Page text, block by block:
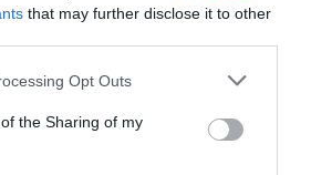
that may further disclose it to other
Opt Outs
the Sharing of my
SANCHISTA
sanchista. Hazte
delante de La Mareta: